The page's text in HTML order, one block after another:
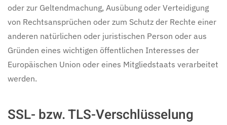
oder zur Geltendmachung, Ausübung oder Verteidigung
von Rechtsansprüchen oder zum Schutz der Rechte einer
anderen natürlichen oder juristischen Person oder aus
Gründen eines wichtigen öffentlichen Interesses der
Europäischen Union oder eines Mitgliedstaats verarbeitet
werden.
SSL- bzw. TLS-Verschlüsselung